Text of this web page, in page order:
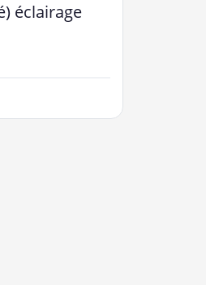
éclairage